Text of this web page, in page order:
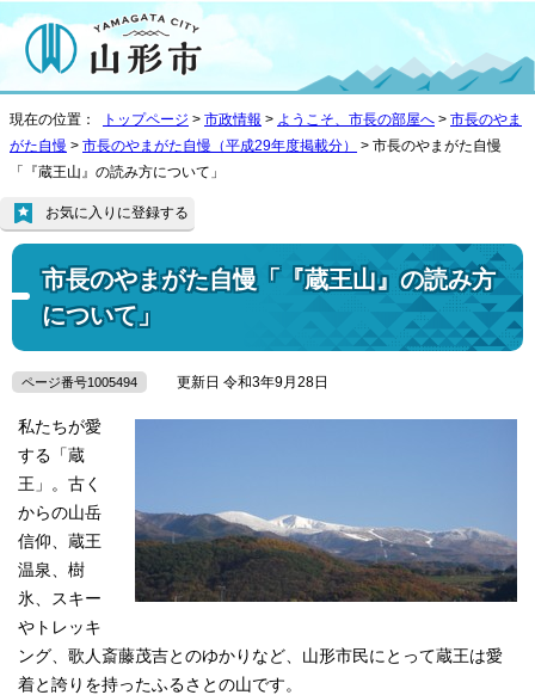
現在の位置： トップページ > 市政情報 > ようこそ、市長の部屋へ > 市長のやま
がた自慢 > 市長のやまがた自慢（平成29年度掲載分）
> 市長のやまがた自慢
「『蔵王山』の読み方について」
市長のやまがた自慢「『蔵王山』の読み方
について」
お気に入りに登録する
ページ番号1005494 更新日 令和3年9月28日
私たちが愛
する「蔵
王」。古く
からの山岳
信仰、蔵王
温泉、樹
氷、スキー
やトレッキ
ング、歌人斎藤茂吉とのゆかりなど、山形市民にとって蔵王は愛
着と誇りを持ったふるさとの山です。